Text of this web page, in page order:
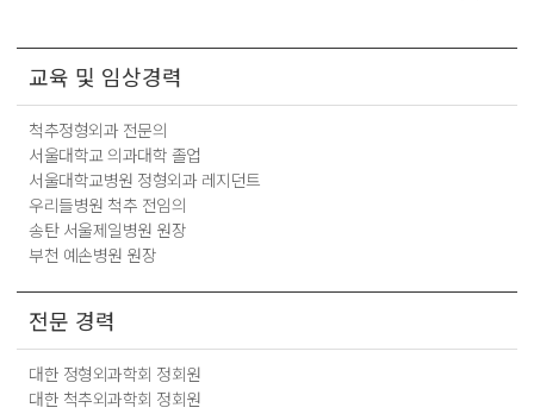
교육 및 임상경력
척추정형외과 전문의
서울대학교 의과대학 졸업
서울대학교병원 정형외과 레지던트
우리들병원 척추 전임의
송탄 서울제일병원 원장
부천 예손병원 원장
전문 경력
대한 정형외과학회 정회원
대한 척추외과학회 정회원